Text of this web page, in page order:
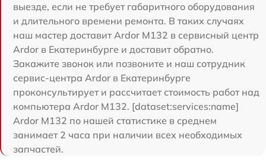
выезде, если не требует габаритного оборудования
и длительного времени ремонта. В таких случаях
наш мастер доставит Ardor M132 в сервисный центр
Ardor в Екатеринбурге и доставит обратно.
Закажите звонок или позвоните и наш сотрудник
сервис-центра Ardor в Екатеринбурге
проконсультирует и рассчитает стоимость работ над
компьютера Ardor M132. [dataset:services:name]
Ardor M132 по нашей статистике в среднем
занимает 2 часа при наличии всех необходимых
запчастей.